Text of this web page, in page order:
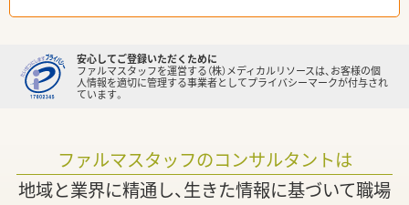
安心してご登録いただくために
ファルマスタッフを運営する（株）メディカルリソースは、お客様の個
人情報を適切に管理する事業者としてプライバシーマークが付与され
ています。
ファルマスタッフのコンサルタントは
地域と業界に精通し、生きた情報に基づいて職場